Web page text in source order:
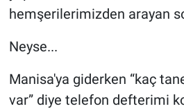
hemşerilerimizden arayan
Neyse...
Manisa'ya giderken “kaç
var” diye telefon defterimi